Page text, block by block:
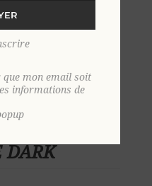
DARK
que mon email soit
informations de